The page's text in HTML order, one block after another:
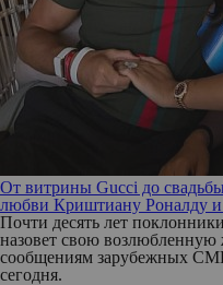
От витрины Gucci до
любви Криштиану Роналду
Почти десять лет
назовет свою
сообщениям зарубежных
сегодня.